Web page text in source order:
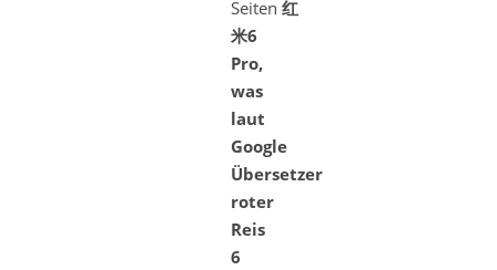
Seiten 红
米6
Pro,
was
laut
Google
Übersetzer
roter
Reis
6